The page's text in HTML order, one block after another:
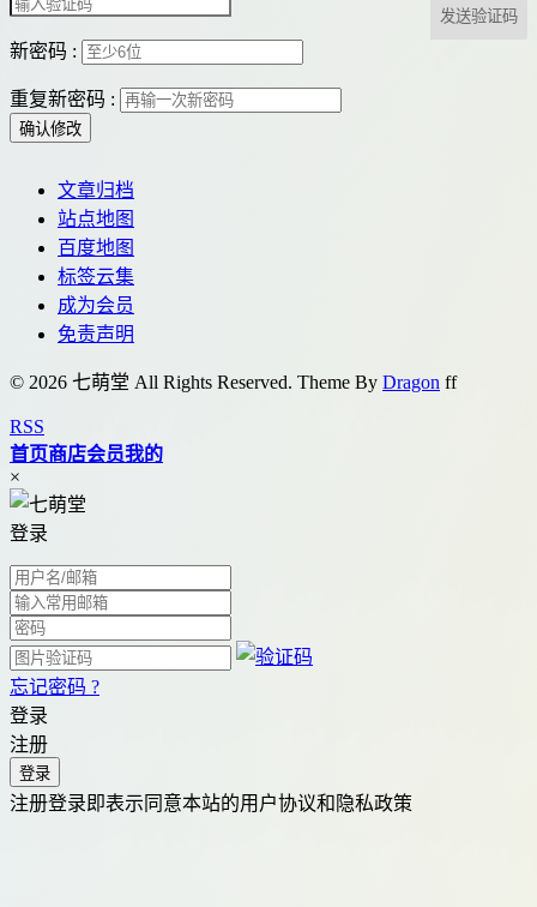
新密码 :
重复新密码 :
文章归档
站点地图
百度地图
标签云集
成为会员
免责声明
© 2026 七萌堂 All Rights Reserved. Theme By Dragon ff
RSS
首页商店会员我的
×
登录
忘记密码 ?
登录
注册
注册登录即表示同意本站的用户协议和隐私政策